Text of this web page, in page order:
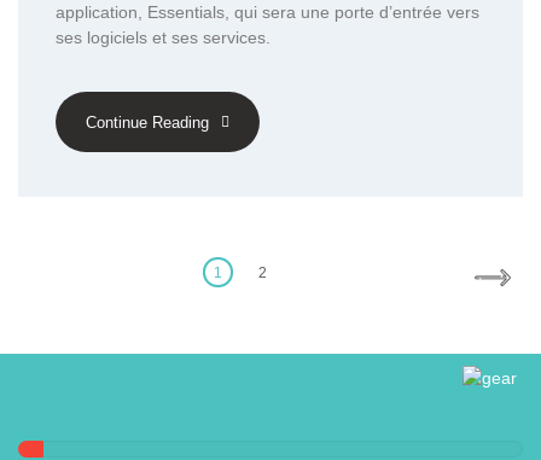
application, Essentials, qui sera une porte d’entrée vers
ses logiciels et ses services.
Continue Reading
1 2